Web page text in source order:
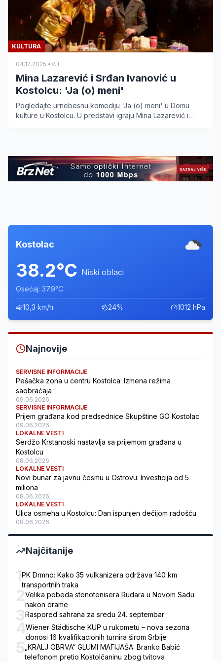
KULTURA
04.12.2025.•V. I.
Mina Lazarević i Srđan Ivanović u
Kostolcu: 'Ja (o) meni'
Pogledajte urnebesnu komediju 'Ja (o) meni' u Domu
kulture u Kostolcu. U predstavi igraju Mina Lazarević i
Kostolac
38.2°C Niski oblaci
Osećaj: 37.9°C
10,3 km/h 24% 1012 hPa
Najnovije
SERVISNE INFORMACIJE
Pešačka zona u centru Kostolca: Izmena režima
saobraćaja
09.06.2026.
SERVISNE INFORMACIJE
Prijem građana kod predsednice Skupštine GO Kostolac
09.06.2026.
LOKALNE VESTI
Serdžo Krstanoski nastavlja sa prijemom građana u
Kostolcu
08.06.2026.
LOKALNE VESTI
Novi bunar za javnu česmu u Ostrovu: Investicija od 5
miliona
08.06.2026.
LOKALNE VESTI
Ulica osmeha u Kostolcu: Dan ispunjen dečijom radošću
08.06.2026.
Najčitanije
1PK Drmno: Kako 35 vulkanizera održava 140 km
transportnih traka
2Velika pobeda stonotenisera Rudara u Novom Sadu
nakon drame
3Raspored sahrana za sredu 24. septembar
4Wiener Städtische KUP u rukometu – nova sezona
donosi 16 kvalifikacionih turnira širom Srbije
5„KRALJ OBRVA“ GLUMI MAFIJAŠA: Branko Babić
telefonom pretio Kostolčaninu zbog tvitova